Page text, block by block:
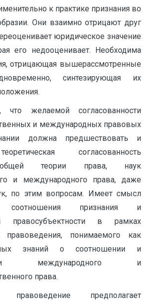
к практике признания во
Они взаимно отрицают друг
юридическое значение
его недооценивает. Необходима
отрицающая вышерассмотренные
синтезирующая их
что желаемой согласованности
и международных правовых
должна предшествовать и
согласованность
теории права, наук
и международного права, даже
по этим вопросам. Имеет смысл
соотношения признания и
правосубъектности в рамках
правоведения, понимаемого как
знаний о соотношении и
международного и
права.
правоведение предполагает